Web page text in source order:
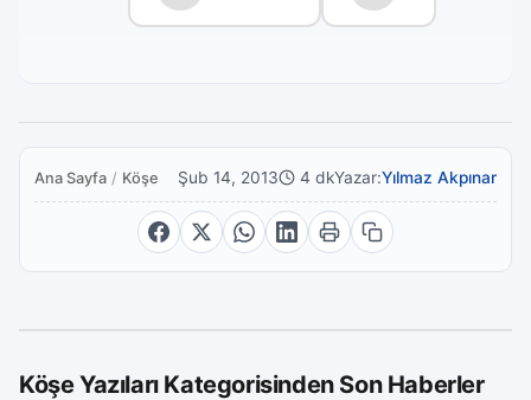
Ana Sayfa / Köşe YazılarıŞub 14, 2013 4 dkYazar:Yılmaz Akpınar
Köşe Yazıları Kategorisinden Son Haberler